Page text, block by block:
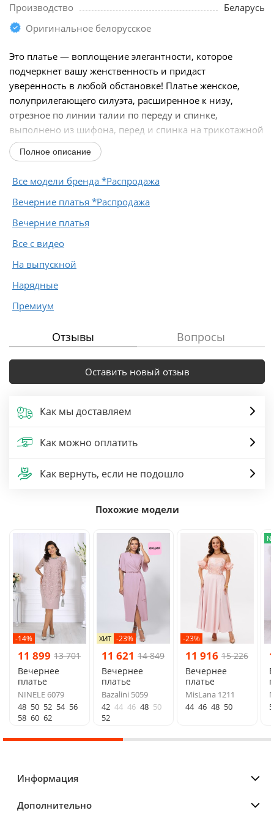
Производство
Беларусь
Оригинальное белорусское
Это платье — воплощение элегантности, которое
подчеркнет вашу женственность и придаст
уверенность в любой обстановке! Платье женское,
полуприлегающего силуэта, расширенное к низу,
отрезное по линии талии по переду и спинке,
выполнено из шифона, перед и спинка на трикотажной
подкладке...
Полное описание
Все модели бренда *Распродажа
Вечерние платья *Распродажа
Вечерние платья
Все с видео
На выпускной
Нарядные
Премиум
Отзывы Вопросы
Оставить новый отзыв
Как мы доставляем
Как можно оплатить
Как вернуть, если не подошло
Похожие модели
-14%
11 899 13 701
Вечернее
платье
NINELE 6079
48 50 52 54 56
58 60 62
ХИТ -23%
11 621 14 849
Вечернее
платье
Bazalini 5059
42 44 46 48 50
52
-23%
11 916 15 226
Вечернее
платье
MisLana 1211
44 46 48 50
Информация
Дополнительно